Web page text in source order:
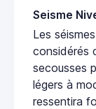
Seisme
Les
considérés
secousses
légers à
ressentira